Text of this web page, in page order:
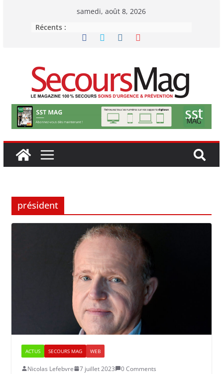
samedi, août 8, 2026
Récents :
président
ACTUS SECOURS MAG WEB
Nicolas Lefebvre 7 juillet 2023
0 Comments